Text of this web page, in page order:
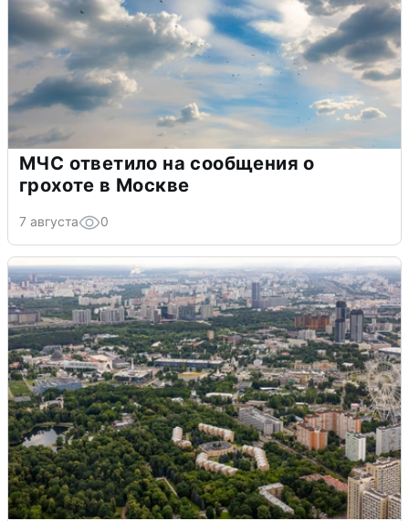
МЧС ответило на сообщения о
грохоте в Москве
7 августа 0